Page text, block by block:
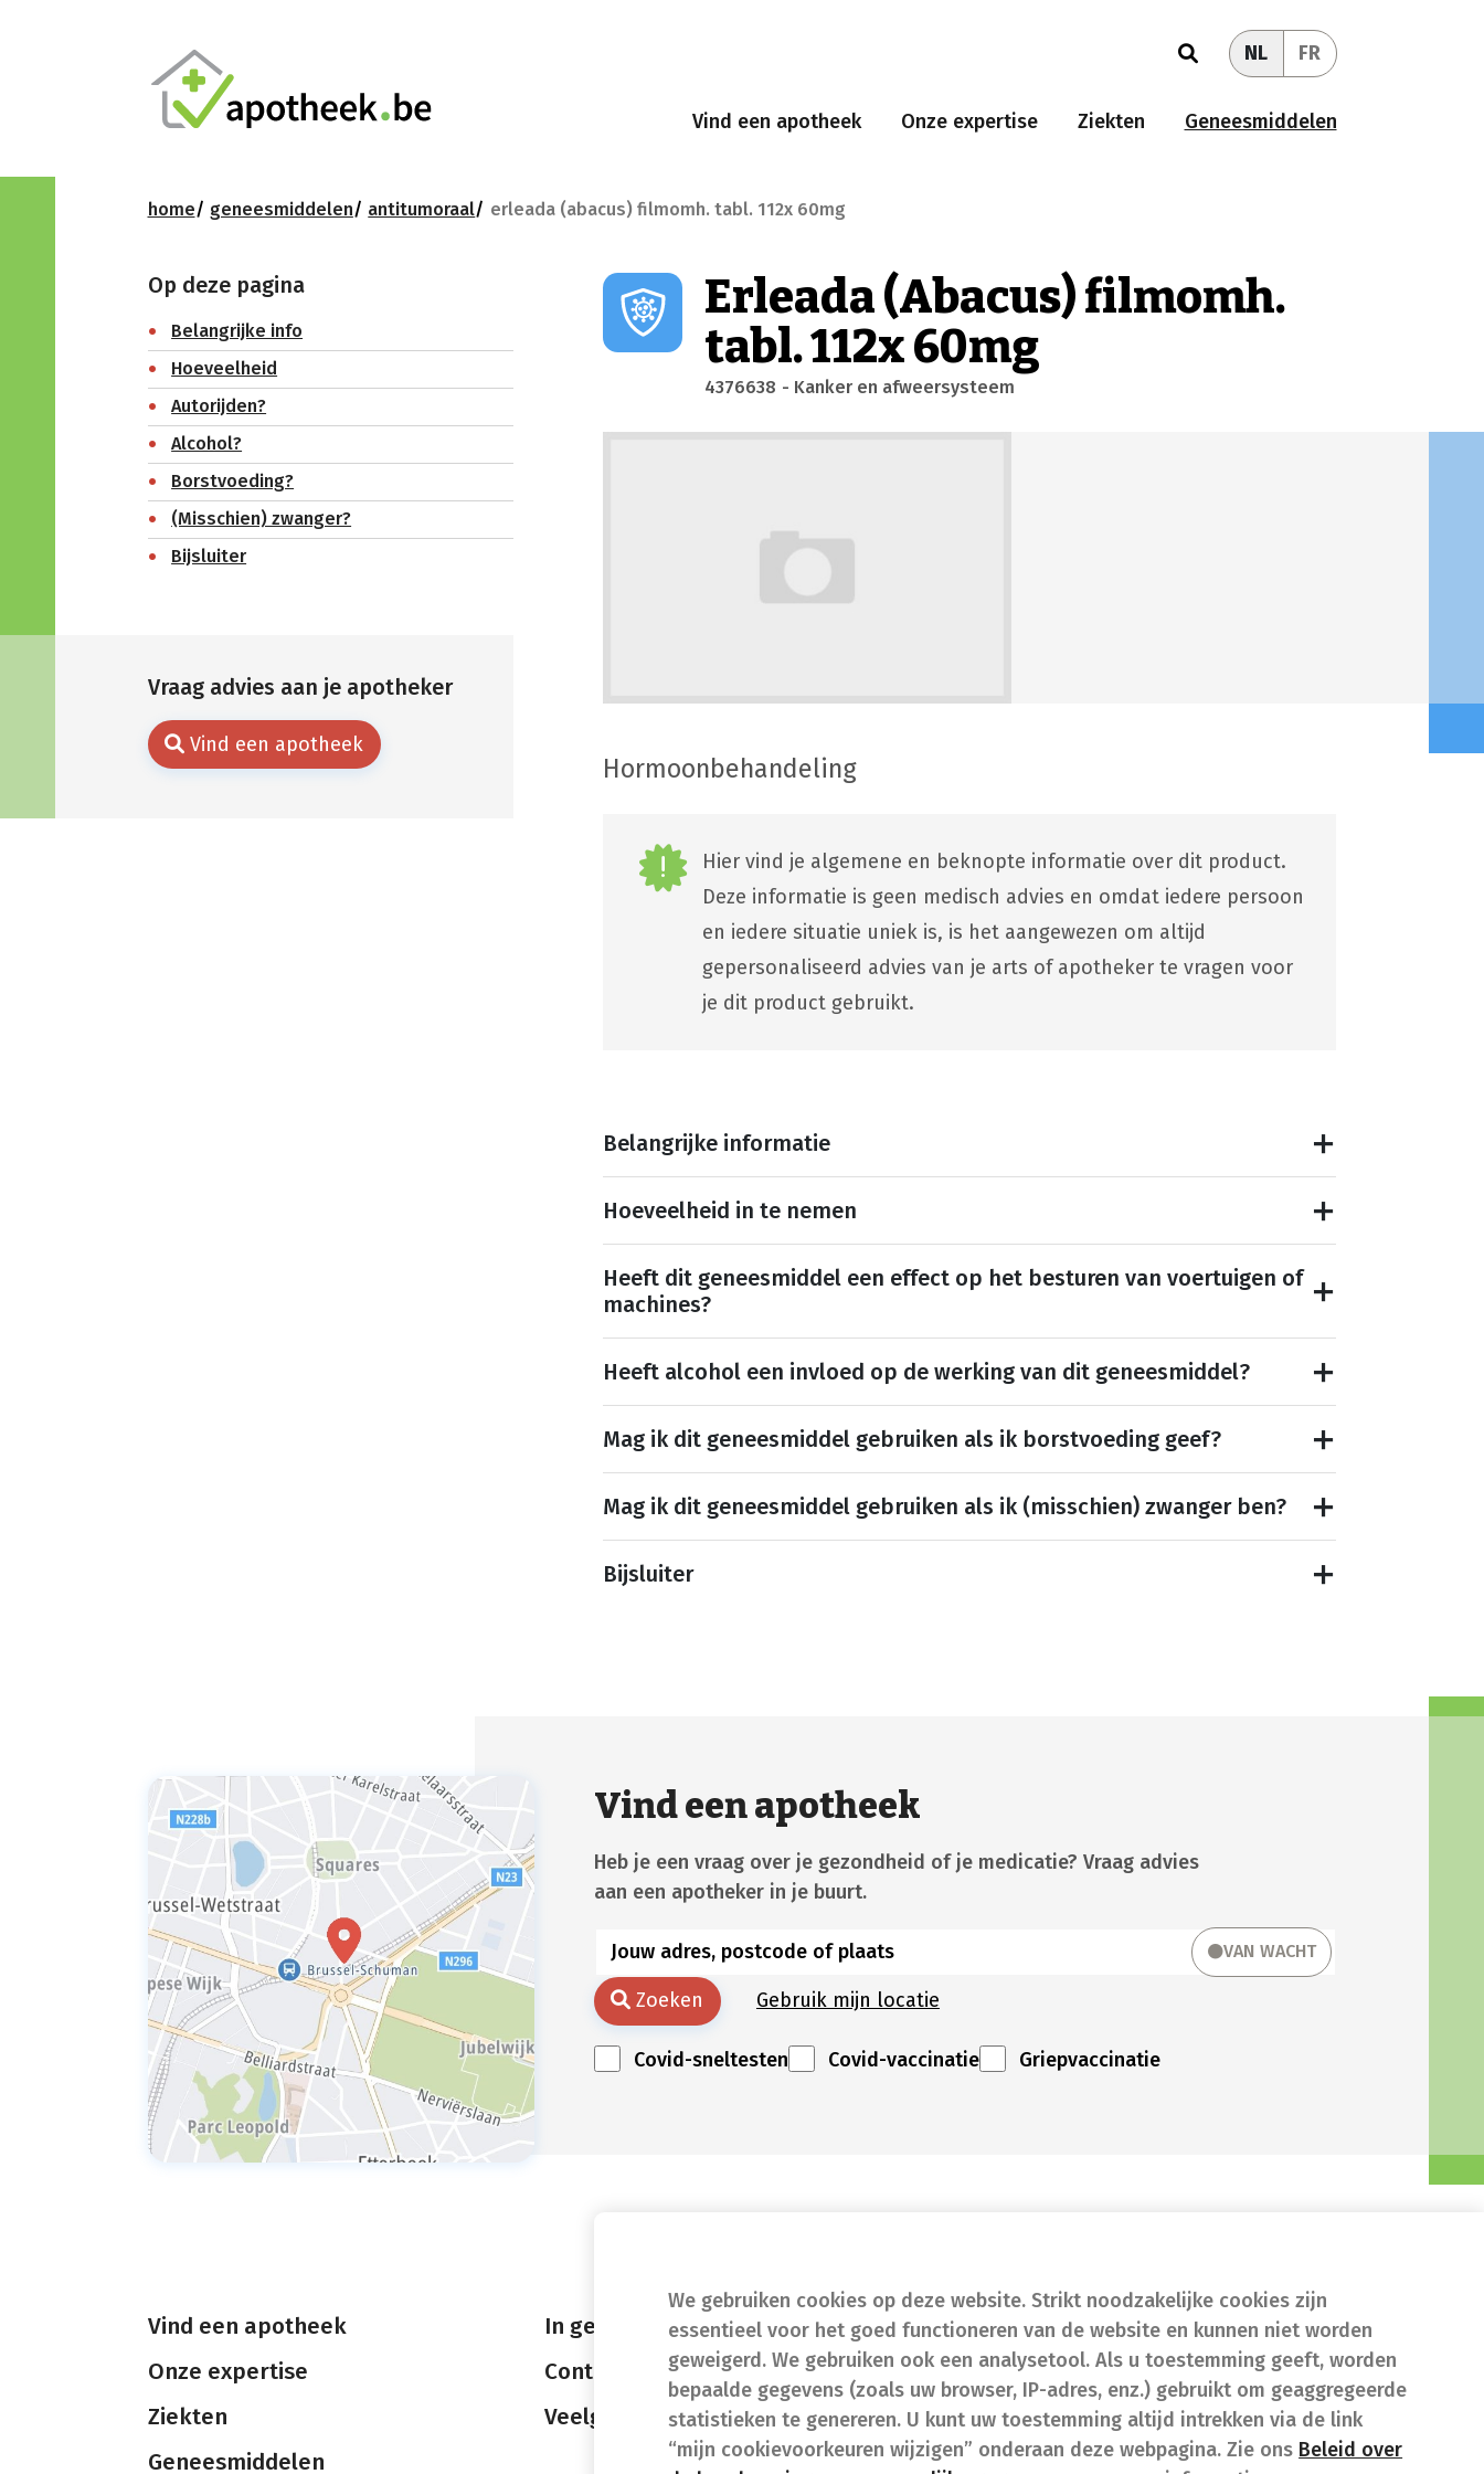
We gebruiken cookies op deze website. Strikt noodzakelijke cookies zijn
essentieel voor het goed functioneren van de website en kunnen niet worden
geweigerd. We gebruiken ook een analysetool. Als u toestemming geeft, worden
bepaalde gegevens (zoals uw browser, IP-adres, enz.) gebruikt om geaggregeerde
statistieken te genereren. U kunt uw toestemming altijd intrekken via de link
“mijn cookievoorkeuren wijzigen” onderaan deze webpagina. Zie ons Beleid over
NL FR
Vind een apotheek Onze expertise Ziekten Geneesmiddelen
home geneesmiddelen antitumoraal erleada (abacus) filmomh. tabl. 112x 60mg
Vraag advies aan je apotheker
Vind een apotheek
Op deze pagina
Belangrijke info
Hoeveelheid
Autorijden?
Alcohol?
Borstvoeding?
(Misschien) zwanger?
Bijsluiter
Erleada (Abacus) filmomh.
tabl. 112x 60mg
4376638 - Kanker en afweersysteem
Hormoonbehandeling
Hier vind je algemene en beknopte informatie over dit product.
Deze informatie is geen medisch advies en omdat iedere persoon
en iedere situatie uniek is, is het aangewezen om altijd
gepersonaliseerd advies van je arts of apotheker te vragen voor
je dit product gebruikt.
Belangrijke informatie
Hoeveelheid in te nemen
Heeft dit geneesmiddel een effect op het besturen van voertuigen of
machines?
Heeft alcohol een invloed op de werking van dit geneesmiddel?
Mag ik dit geneesmiddel gebruiken als ik borstvoeding geef?
Mag ik dit geneesmiddel gebruiken als ik (misschien) zwanger ben?
Bijsluiter
Vind een apotheek
Heb je een vraag over je gezondheid of je medicatie? Vraag advies
aan een apotheker in je buurt.
VAN WACHT
Zoeken Gebruik mijn locatie
Covid-sneltesten Covid-vaccinatie Griepvaccinatie
Vind een apotheek
Onze expertise
Ziekten
Geneesmiddelen
In geval van nood
Contact
Veelgestelde vragen (FAQ)